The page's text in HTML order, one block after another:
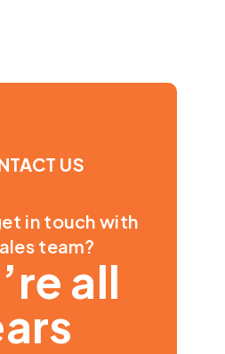
US
in touch with
team?
all